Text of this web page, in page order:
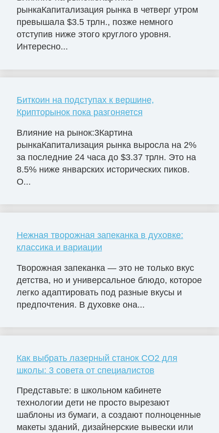
рынкаКапитализация рынка в четверг утром
превышала $3.5 трлн., позже немного
отступив ниже этого круглого уровня.
Интересно...
Биткоин на подступах к вершине,
Крипторынок пока разгоняется
Влияние на рынок:3Картина
рынкаКапитализация рынка выросла на 2%
за последние 24 часа до $3.37 трлн. Это на
8.5% ниже январских исторических пиков.
О...
Нежная творожная запеканка в духовке:
классика и вариации
Творожная запеканка — это не только вкус
детства, но и универсальное блюдо, которое
легко адаптировать под разные вкусы и
предпочтения. В духовке она...
Как выбрать лазерный станок СО2 для
школы: 3 совета от специалистов
Представьте: в школьном кабинете
технологии дети не просто вырезают
шаблоны из бумаги, а создают полноценные
макеты зданий, дизайнерские вывески или